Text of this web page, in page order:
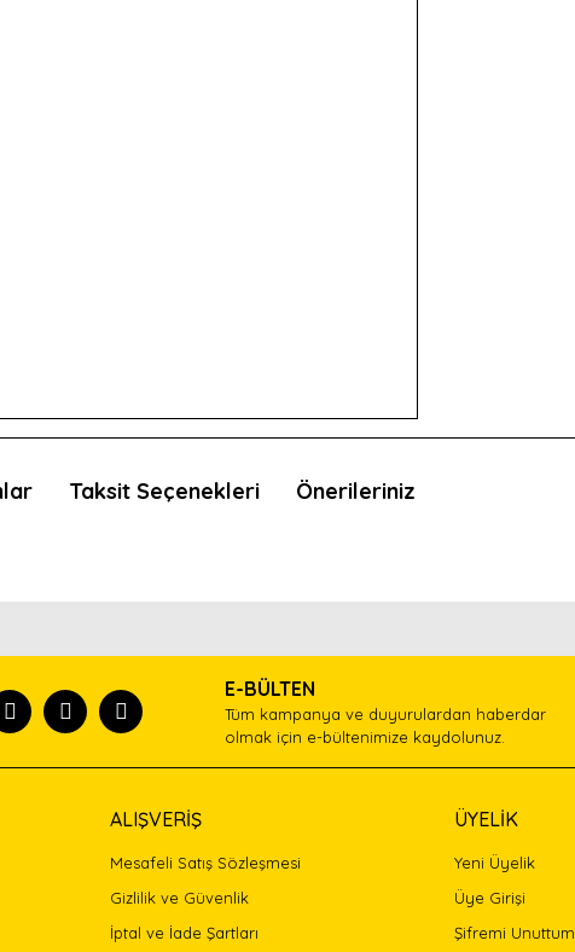
Taksit Seçenekleri Önerileriniz
bilgiler bulunuyor.
olmalı.
E-BÜLTEN
Tüm kampanya ve duyurulardan haberdar
olmak için e-bültenimize kaydolunuz.
ALIŞVERİŞ
Mesafeli Satış Sözleşmesi
Gizlilik ve Güvenlik
İptal ve İade Şartları
ÜYELİK
Yeni Üyelik
Üye Girişi
Şifremi Unuttum